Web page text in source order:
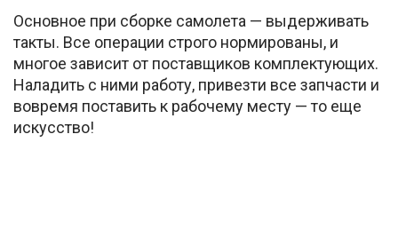
Основное при сборке самолета — выдерживать
такты. Все операции строго нормированы, и
многое зависит от поставщиков комплектующих.
Наладить с ними работу, привезти все запчасти и
вовремя поставить к рабочему месту — то еще
искусство!